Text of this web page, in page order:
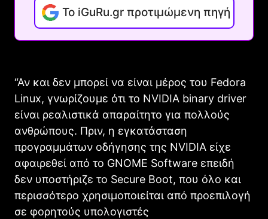
Το iGuRu.gr προτιμώμενη πηγή
“Αν και δεν μπορεί να είναι μέρος του Fedora
Linux, γνωρίζουμε ότι το NVIDIA binary driver
είναι ρεαλιστικά απαραίτητο για πολλούς
ανθρώπους. Πριν, η εγκατάσταση
προγραμμάτων οδήγησης της NVIDIA είχε
αφαιρεθεί από το GNOME Software επειδή
δεν υποστήριζε το Secure Boot, που όλο και
περισσότερο χρησιμοποιείται από προεπιλογή
σε φορητούς υπολογιστές